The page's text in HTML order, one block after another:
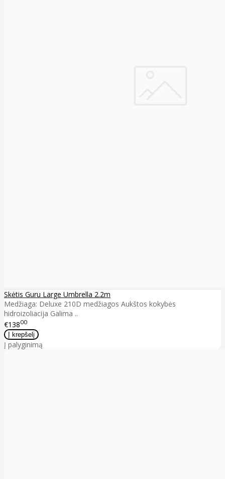
Skėtis Guru Large Umbrella 2.2m
Medžiaga: Deluxe 210D medžiagos Aukštos kokybės
hidroizoliacija Galima ..
€13800
Į palyginimą